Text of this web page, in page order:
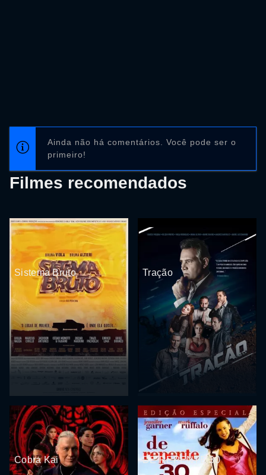
Ainda não há comentários. Você pode ser o
primeiro!
Filmes recomendados
Sistema Bruto Tração
Cobra Kai DE REPENTE 30